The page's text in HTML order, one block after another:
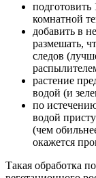
комнатной
добавить в
размешать,
следов
растение
водой (и
по
водой
(чем
окажется
Такая обработка